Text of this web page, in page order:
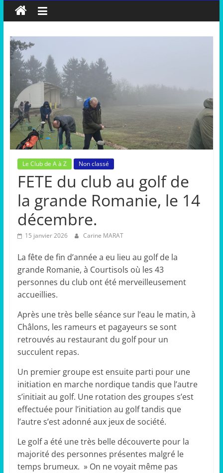
Le Club de A à Z Non classé
FETE du club au golf de
la grande Romanie, le 14
décembre.
15 janvier 2026 Carine MARAT
La fête de fin d’année a eu lieu au golf de la
grande Romanie, à Courtisols où les 43
personnes du club ont été merveilleusement
accueillies.
Après une très belle séance sur l’eau le matin, à
Châlons, les rameurs et pagayeurs se sont
retrouvés au restaurant du golf pour un
succulent repas.
Un premier groupe est ensuite parti pour une
initiation en marche nordique tandis que l’autre
s’initiait au golf. Une rotation des groupes s’est
effectuée pour l’initiation au golf tandis que
l’autre s’est adonné aux jeux de société.
Le golf a été une très belle découverte pour la
majorité des personnes présentes malgré le
temps brumeux. » On ne voyait même pas